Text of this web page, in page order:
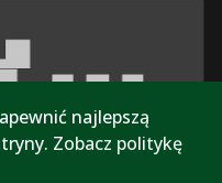
najlepszą
Zobacz politykę